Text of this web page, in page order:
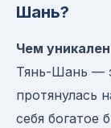
Шань?
Чем
Тянь-Шань —
протянулась
себя богатое